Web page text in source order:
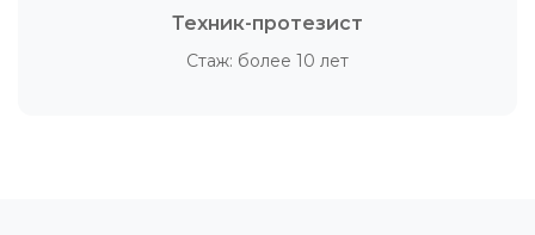
Техник-протезист
Стаж: более 10 лет